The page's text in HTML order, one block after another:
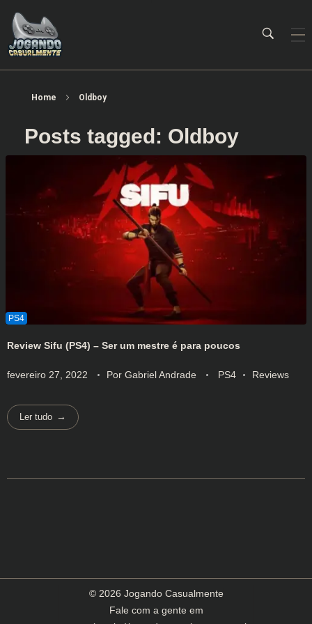
Home Oldboy
Posts tagged: Oldboy
Review Sifu (PS4) – Ser um mestre é para poucos
fevereiro 27, 2022 Por Gabriel Andrade PS4 Reviews
Ler tudo
© 2026 Jogando Casualmente
Fale com a gente em